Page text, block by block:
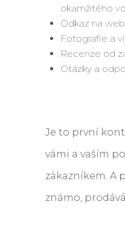
okamžitého
Odkaz na
Fotografie a
Recenze od
Otázky a
Je to první
vámi a vaším
zákazníkem. A
známo, prodává.